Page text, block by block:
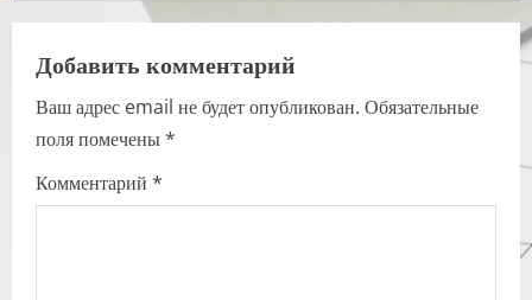
a
v
i
g
Добавить комментарий
Ваш адрес email не будет опубликован. Обязательные
поля помечены*
Комментарий *